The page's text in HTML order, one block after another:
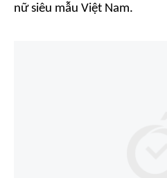
nữ siêu mẫu Việt Nam.